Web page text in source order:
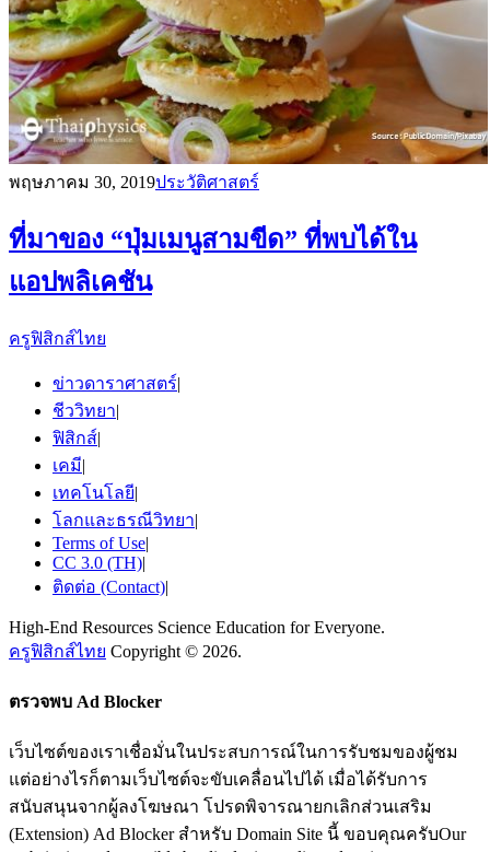
พฤษภาคม 30, 2019ประวัติศาสตร์
ที่มาของ “ปุ่มเมนูสามขีด” ที่พบได้ใน
แอปพลิเคชัน
ครูฟิสิกส์ไทย
ข่าวดาราศาสตร์|
ชีววิทยา|
ฟิสิกส์|
เคมี|
เทคโนโลยี|
โลกและธรณีวิทยา|
Terms of Use|
CC 3.0 (TH)|
ติดต่อ (Contact)|
High-End Resources Science Education for Everyone.
ครูฟิสิกส์ไทย Copyright © 2026.
ตรวจพบ Ad Blocker
เว็บไซต์ของเราเชื่อมั่นในประสบการณ์ในการรับชมของผู้ชม
แต่อย่างไรก็ตามเว็บไซต์จะขับเคลื่อนไปได้ เมื่อได้รับการ
สนับสนุนจากผู้ลงโฆษณา โปรดพิจารณายกเลิกส่วนเสริม
(Extension) Ad Blocker สำหรับ Domain Site นี้ ขอบคุณครับOur